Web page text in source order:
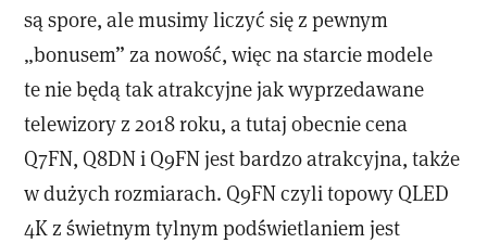
są spore, ale musimy liczyć się z pewnym
„bonusem” za nowość, więc na starcie modele
te nie będą tak atrakcyjne jak wyprzedawane
telewizory z 2018 roku, a tutaj obecnie cena
Q7FN, Q8DN i Q9FN jest bardzo atrakcyjna, także
w dużych rozmiarach. Q9FN czyli topowy QLED
4K z świetnym tylnym podświetlaniem jest